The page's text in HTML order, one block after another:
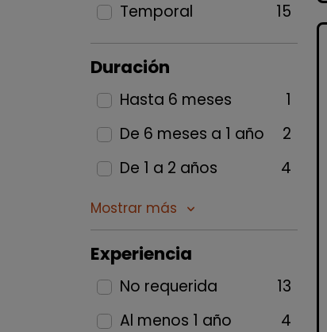
Temporal
15
Duración
Hasta 6 meses
1
De 6 meses a 1 año
2
De 1 a 2 años
4
Mostrar más keyboard_arrow_down
Experiencia
No requerida
13
Al menos 1 año
4